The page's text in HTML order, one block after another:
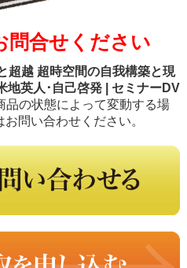
問合せください
超越 超時空間の自我構築と現
地英人･自己啓発 | セミナーDV
品の状態によって変動する場
問い合わせください。